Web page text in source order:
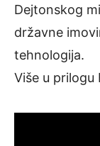
Dejtonskog
državne
tehnologija.
Više u prilogu